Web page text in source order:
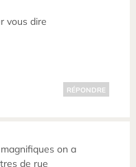
vous dire
RÉPONDRE
on a
de rue